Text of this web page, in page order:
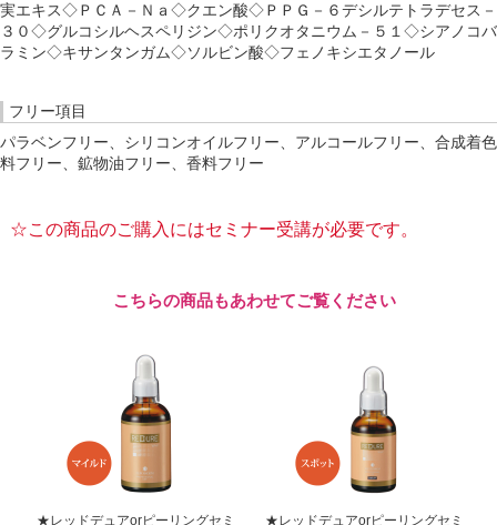
実エキス◇ＰＣＡ－Ｎａ◇クエン酸◇ＰＰＧ－６デシルテトラデセス－
３０◇グルコシルヘスペリジン◇ポリクオタニウム－５１◇シアノコバ
ラミン◇キサンタンガム◇ソルビン酸◇フェノキシエタノール
フリー項目
パラベンフリー、シリコンオイルフリー、アルコールフリー、合成着色
料フリー、鉱物油フリー、香料フリー
☆この商品のご購入にはセミナー受講が必要です。
こちらの商品もあわせてご覧ください
★レッドデュアorピーリングセミ
★レッドデュアorピーリングセミ